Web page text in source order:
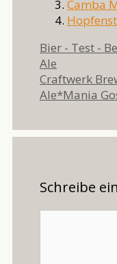
Camba
Kategorien
Bier - Test -
Ale
Craftwerk
Ale*Mania
Schreibe